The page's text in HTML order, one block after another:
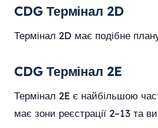
CDG Термінал 2D
Термінал 2D має подібне
CDG Термінал 2E
Термінал 2E є найбільшою
має зони реєстрації 2–13 та